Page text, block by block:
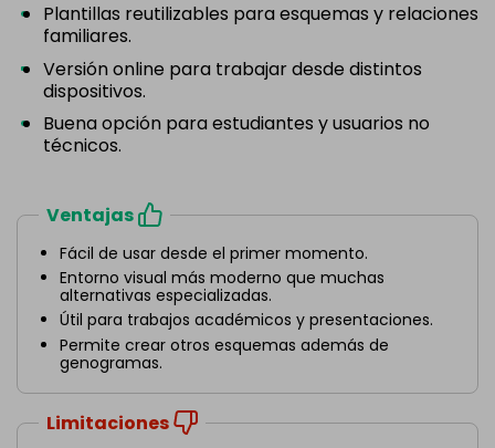
Plantillas reutilizables para esquemas y relaciones
familiares.
Versión online para trabajar desde distintos
dispositivos.
Buena opción para estudiantes y usuarios no
técnicos.
Ventajas
Fácil de usar desde el primer momento.
Entorno visual más moderno que muchas
alternativas especializadas.
Útil para trabajos académicos y presentaciones.
Permite crear otros esquemas además de
genogramas.
Limitaciones